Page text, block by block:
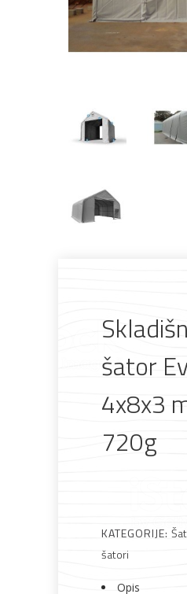
Pogledajte
u ponudi
Boje i
šator
4x8x3
720g
KATEGORIJE:
šatori
Opis